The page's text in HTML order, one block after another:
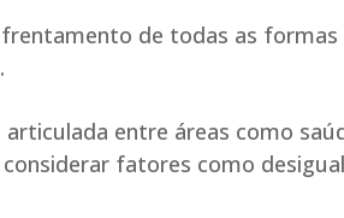
de todas as formas
entre áreas como
fatores como